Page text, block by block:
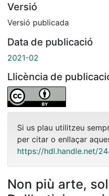
Versió
Versió publicada
Data de publicació
2021-02
Llicència de
Si us plau utilitzeu
per citar o enllaçar
https://hdl.handle.net/
Non più arte,